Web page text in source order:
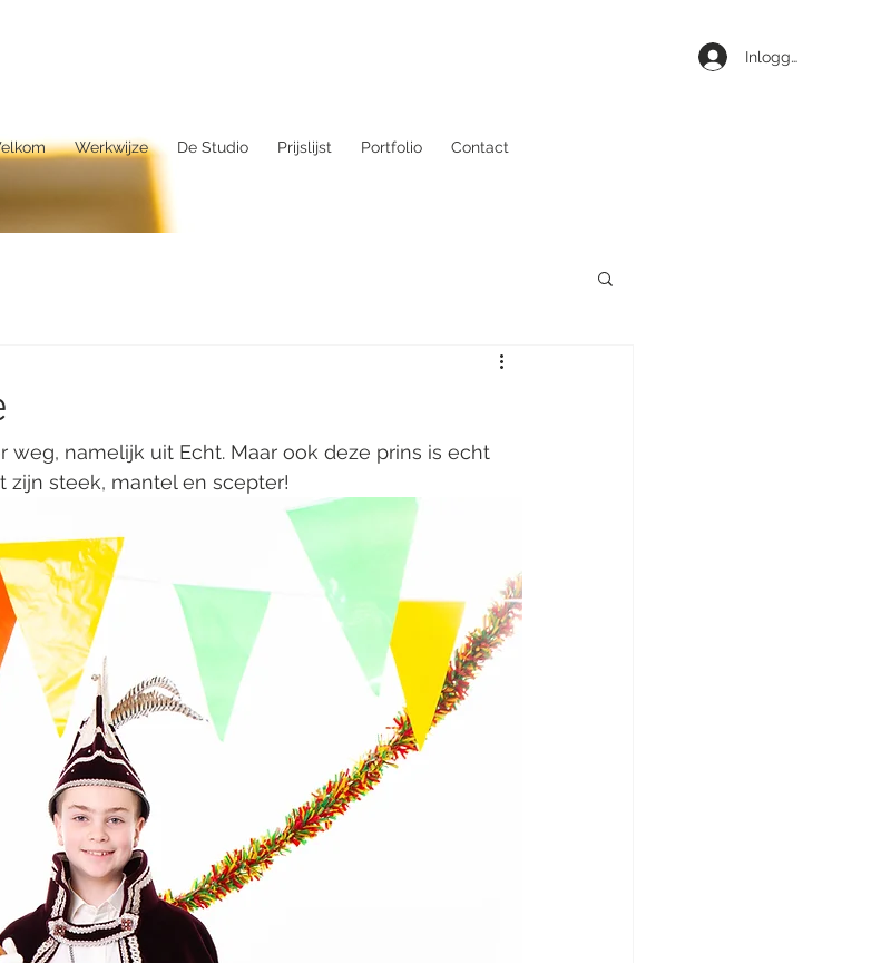
Inloggen
Werkwijze De Studio Prijslijst Portfolio Contact
weg, namelijk uit Echt. Maar ook deze prins is echt
steek, mantel en scepter!